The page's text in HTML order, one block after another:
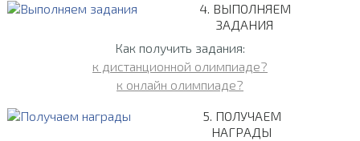
4. ВЫПОЛНЯЕМ
ЗАДАНИЯ
Как получить задания:
к дистанционной олимпиаде?
к онлайн олимпиаде?
5. ПОЛУЧАЕМ
НАГРАДЫ